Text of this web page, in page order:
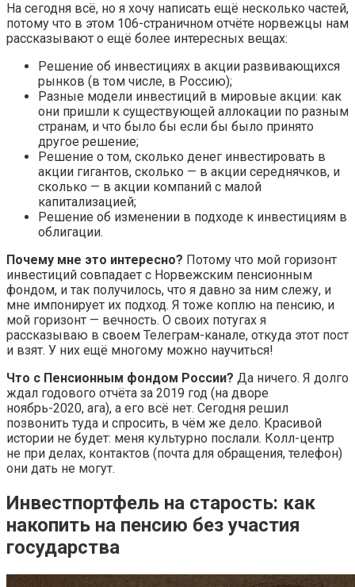
На сегодня всё, но я хочу написать ещё несколько частей,
потому что в этом 106-страничном отчёте норвежцы нам
рассказывают о ещё более интересных вещах:
Решение об инвестициях в акции развивающихся
рынков (в том числе, в Россию);
Разные модели инвестиций в мировые акции: как
они пришли к существующей аллокации по разным
странам, и что было бы если бы было принято
другое решение;
Решение о том, сколько денег инвестировать в
акции гигантов, сколько — в акции середнячков, и
сколько — в акции компаний с малой
капитализацией;
Решение об изменении в подходе к инвестициям в
облигации.
Почему мне это интересно? Потому что мой горизонт
инвестиций совпадает с Норвежским пенсионным
фондом, и так получилось, что я давно за ним слежу, и
мне импонирует их подход. Я тоже коплю на пенсию, и
мой горизонт — вечность. О своих потугах я
рассказываю в своем Телеграм-канале, откуда этот пост
и взят. У них ещё многому можно научиться!
Что с Пенсионным фондом России? Да ничего. Я долго
ждал годового отчёта за 2019 год (на дворе
ноябрь-2020, ага), а его всё нет. Сегодня решил
позвонить туда и спросить, в чём же дело. Красивой
истории не будет: меня культурно послали. Колл-центр
не при делах, контактов (почта для обращения, телефон)
они дать не могут.
Инвестпортфель на старость: как
накопить на пенсию без участия
государства